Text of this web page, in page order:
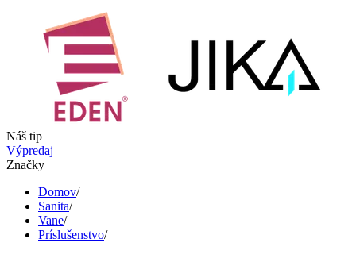
Náš tip
Výpredaj
Značky
Domov/
Sanita/
Vane/
Príslušenstvo/